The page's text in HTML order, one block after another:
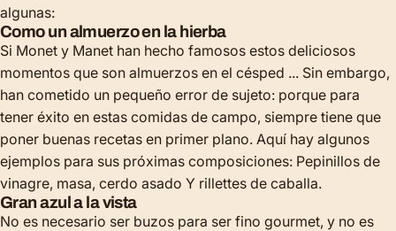
algunas:
Como un almuerzo en la hierba
Si Monet y Manet han hecho famosos estos deliciosos
momentos que son almuerzos en el césped ... Sin embargo,
han cometido un pequeño error de sujeto: porque para
tener éxito en estas comidas de campo, siempre tiene que
poner buenas recetas en primer plano. Aquí hay algunos
ejemplos para sus próximas composiciones: Pepinillos de
vinagre, masa, cerdo asado Y rillettes de caballa.
Gran azul a la vista
No es necesario ser buzos para ser fino gourmet, y no es